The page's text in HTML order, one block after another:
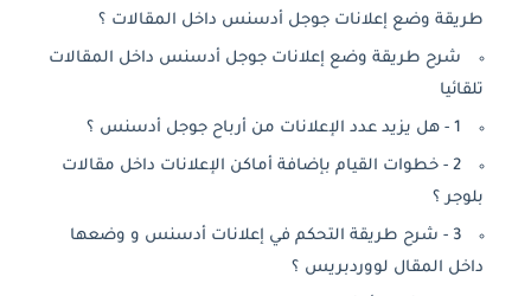
طريقة وضع إعلانات جوجل أدسنس داخل المقالات ؟
شرح طريقة وضع إعلانات جوجل أدسنس داخل المقالات
تلقائيا
1 - هل يزيد عدد الإعلانات من أرباح جوجل أدسنس ؟
2 - خطوات القيام بإضافة أماكن الإعلانات داخل مقالات
بلوجر ؟
3 - شرح طريقة التحكم في إعلانات أدسنس و وضعها
داخل المقال لووردبريس ؟